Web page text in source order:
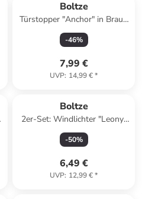
Boltze
Türstopper "Anchor" in Braun
- (B)6 x (H)18 cm
-46%
7,99 €
UVP: 14,99 €*
Boltze
2er-Set: Windlichter "Leony"
in Beige/ Schwarz
-50%
6,49 €
UVP: 12,99 €*